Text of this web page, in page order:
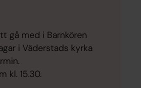
gå med i Barnkören
i Väderstads kyrka
kl. 15.30.